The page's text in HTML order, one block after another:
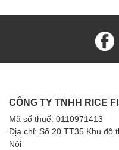
CÔNG TY TNHH RICE
Mã số thuế: 0110971413
Địa chỉ: Số 20 TT35 Khu đô
Nội